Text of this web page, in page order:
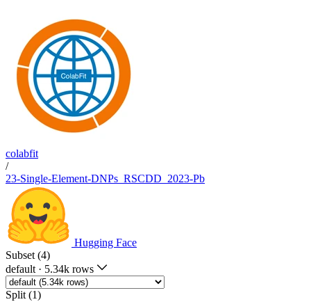
colabfit
/
23-Single-Element-DNPs_RSCDD_2023-Pb
Hugging Face
Subset (4)
default · 5.34k rows
Split (1)